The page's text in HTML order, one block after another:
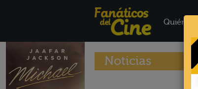
Quiénes
Noticias